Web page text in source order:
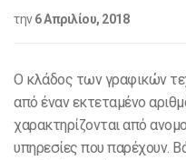
την6 Απριλίου, 2018
Ο κλάδος των γραφικών
από έναν εκτεταμένο
χαρακτηρίζονται από
υπηρεσίες που παρέχουν.